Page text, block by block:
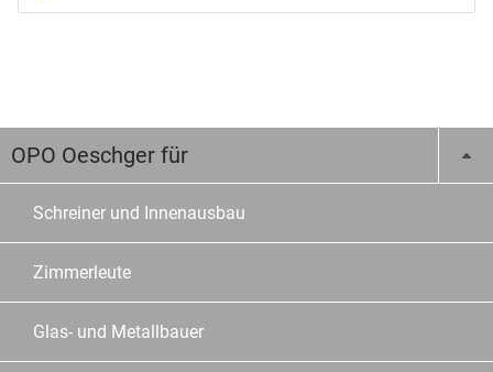
OPO Oeschger für
Schreiner und Innenausbau
Zimmerleute
Glas- und Metallbauer